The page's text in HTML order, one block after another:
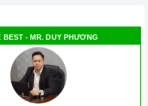
BEST - MR. DUY PHƯƠNG